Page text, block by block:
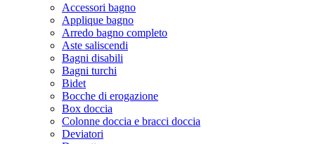
Accessori bagno
Applique bagno
Arredo bagno completo
Aste saliscendi
Bagni disabili
Bagni turchi
Bidet
Bocche di erogazione
Box doccia
Colonne doccia e bracci doccia
Deviatori